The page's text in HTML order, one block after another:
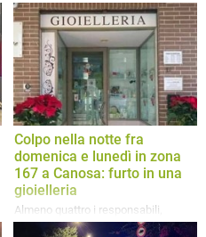
Scoperti “cimiteri” di auto
smembrate nelle campagne di
Barletta e dintorni
Colpo nella notte fra
domenica e lunedì in zona
167 a Canosa: furto in una
gioielleria
Almeno quattro i responsabili,
indaga la Polizia di Stato